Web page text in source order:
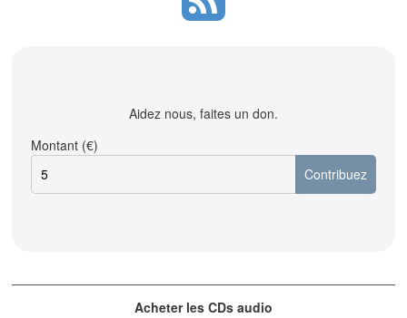
Aidez nous, faites un don.
Montant (€)
Acheter les CDs audio